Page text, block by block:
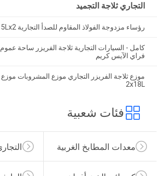
التجاري ثلاجة التجميد
رؤساء مزدوجة الفولاذ المقاوم للصدأ التجارية 15Lx2 آلة طين
كامل - السيارات التجارية ثلاجة الفريزر ساحة عموم
فراي الآيس كريم
موزع ثلاجة الفريزر التجاري موزع المشروبات
2x18L
فئات شعبية
معدات المطابخ الغربية